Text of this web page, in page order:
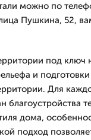
можно по
Пушкина, 52,
под ключ
и
Для
благоустройства
дома,
подход